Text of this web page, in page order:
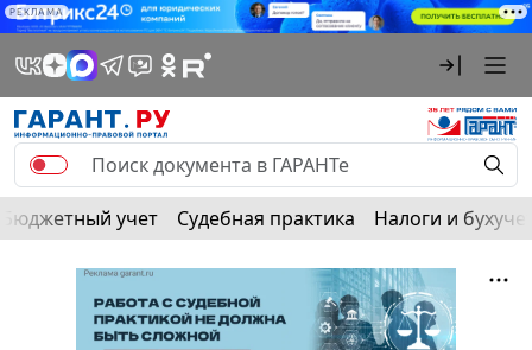
РЕКЛАМА
Бюджетный учет Судебная практика Налоги и